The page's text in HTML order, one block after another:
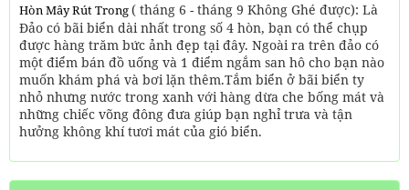
Hòn Mây Rút Trong( tháng 6 - tháng 9 Không Ghé được): Là
Đảo có bãi biển dài nhất trong số 4 hòn, bạn có thể chụp
được hàng trăm bức ảnh đẹp tại đây. Ngoài ra trên đảo có
một điểm bán đồ uống và 1 điểm ngắm san hô cho bạn nào
muốn khám phá và bơi lặn thêm.Tắm biển ở bãi biển ty
nhỏ nhưng nước trong xanh với hàng dừa che bống mát và
những chiếc võng đông đưa giúp bạn nghỉ trưa và tận
hưởng không khí tươi mát của gió biển.